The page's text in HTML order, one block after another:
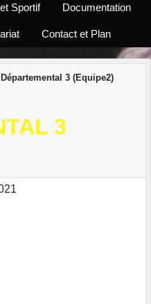
Sportif Documentation
Contact et Plan
3 (Equipe2)
3